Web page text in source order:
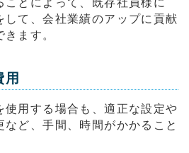
して、会社業績のアップに貢献
ます。
用
使用する場合も、適正な設定や
ど、手間、時間がかかること